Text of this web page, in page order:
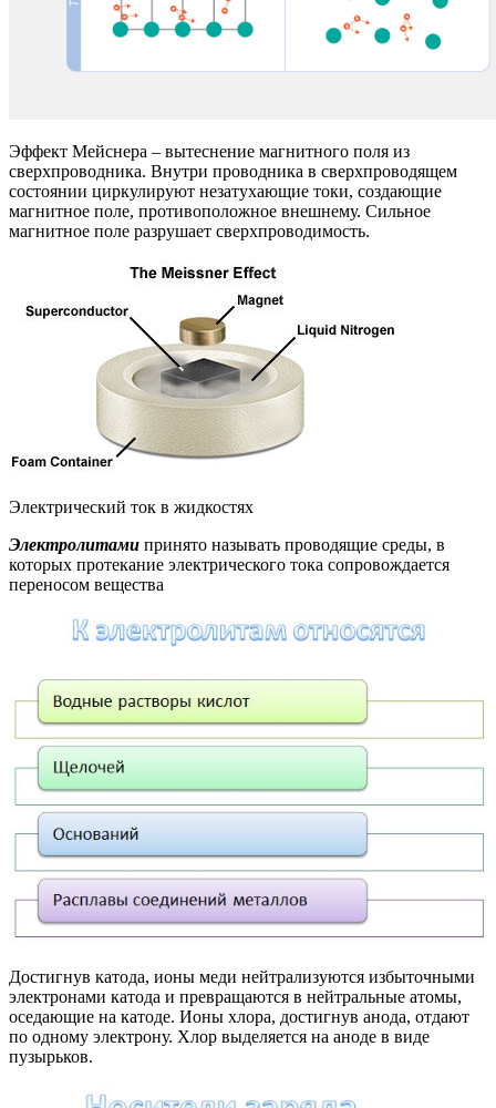
Эффект Мейснера – вытеснение магнитного поля из
сверхпроводника. Внутри проводника в сверхпроводящем
состоянии циркулируют незатухающие токи, создающие
магнитное поле, противоположное внешнему. Сильное
магнитное поле разрушает сверхпроводимость.
Электрический ток в жидкостях
Электролитами принято называть проводящие среды, в
которых протекание электрического тока сопровождается
переносом вещества
Достигнув катода, ионы меди нейтрализуются избыточными
электронами катода и превращаются в нейтральные атомы,
оседающие на катоде. Ионы хлора, достигнув анода, отдают
по одному электрону. Хлор выделяется на аноде в виде
пузырьков.